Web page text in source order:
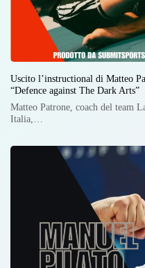
Uscito l’instructional di Matteo
“Defence against The Dark Arts”
Matteo Patrone, coach del team
Italia,…